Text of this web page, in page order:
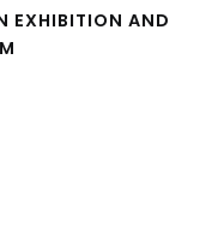
EXHIBITION AND